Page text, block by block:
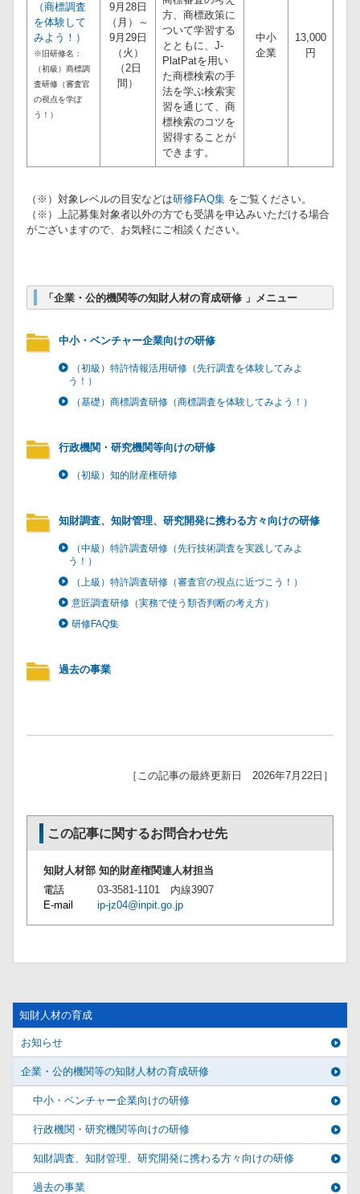
（商標調査
を体験して
みよう！）
※旧研修名：
（初級）商標調
査研修（審査官
の視点を学ぼ
う！）
9月28日
（月）～
9月29日
（火）
（2日
間）
方、商標政策に
ついて学習する
とともに、J-
PlatPatを用い
た商標検索の手
法を学ぶ検索実
習を通じて、商
標検索のコツを
習得することが
できます。
中小
企業
13,000
円
（※）対象レベルの目安などは研修FAQ集 をご覧ください。
（※）上記募集対象者以外の方でも受講を申込みいただける場合
がございますので、お気軽にご相談ください。
「企業・公的機関等の知財人材の育成研修 」メニュー
中小・ベンチャー企業向けの研修
（初級）特許情報活用研修（先行調査を体験してみよ
う！）
（基礎）商標調査研修（商標調査を体験してみよう！）
行政機関・研究機関等向けの研修
（初級）知的財産権研修
知財調査、知財管理、研究開発に携わる方々向けの研修
（中級）特許調査研修（先行技術調査を実践してみよ
う！）
（上級）特許調査研修（審査官の視点に近づこう！）
意匠調査研修（実務で使う類否判断の考え方）
研修FAQ集
過去の事業
［この記事の最終更新日 2026年7月22日］
この記事に関するお問合わせ先
知財人材部 知的財産権関連人材担当
電話
03-3581-1101 内線3907
E-mail
ip-jz04@inpit.go.jp
知財人材の育成
お知らせ
企業・公的機関等の知財人材の育成研修
中小・ベンチャー企業向けの研修
行政機関・研究機関等向けの研修
知財調査、知財管理、研究開発に携わる方々向けの研修
過去の事業